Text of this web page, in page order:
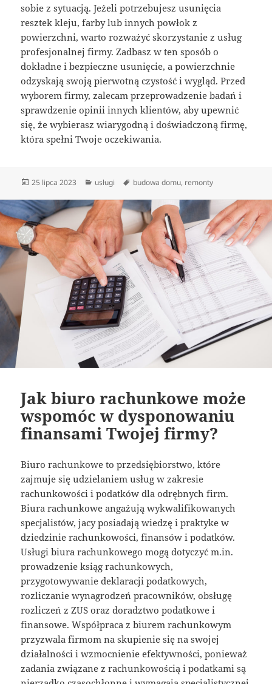
sobie z sytuacją. Jeżeli potrzebujesz usunięcia
resztek kleju, farby lub innych powłok z
powierzchni, warto rozważyć skorzystanie z usług
profesjonalnej firmy. Zadbasz w ten sposób o
dokładne i bezpieczne usunięcie, a powierzchnie
odzyskają swoją pierwotną czystość i wygląd. Przed
wyborem firmy, zalecam przeprowadzenie badań i
sprawdzenie opinii innych klientów, aby upewnić
się, że wybierasz wiarygodną i doświadczoną firmę,
która spełni Twoje oczekiwania.
Data
25 lipca 2023 Kategorie
usługi Tagi
budowa domu, remonty
Jak biuro rachunkowe może
wspomóc w dysponowaniu
finansami Twojej firmy?
Biuro rachunkowe to przedsiębiorstwo, które
zajmuje się udzielaniem usług w zakresie
rachunkowości i podatków dla odrębnych firm.
Biura rachunkowe angażują wykwalifikowanych
specjalistów, jacy posiadają wiedzę i praktyke w
dziedzinie rachunkowości, finansów i podatków.
Usługi biura rachunkowego mogą dotyczyć m.in.
prowadzenie ksiąg rachunkowych,
przygotowywanie deklaracji podatkowych,
rozliczanie wynagrodzeń pracowników, obsługę
rozliczeń z ZUS oraz doradztwo podatkowe i
finansowe. Współpraca z biurem rachunkowym
przyzwala firmom na skupienie się na swojej
działalności i wzmocnienie efektywności, ponieważ
zadania związane z rachunkowością i podatkami są